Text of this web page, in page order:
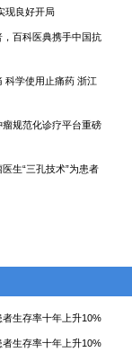
现良好开局
，百科医典携手中国抗
科学使用止痛药 浙江
瘤规范化诊疗平台重磅
生“三孔技术”为患者
者生存率十年上升10%
者生存率十年上升10%